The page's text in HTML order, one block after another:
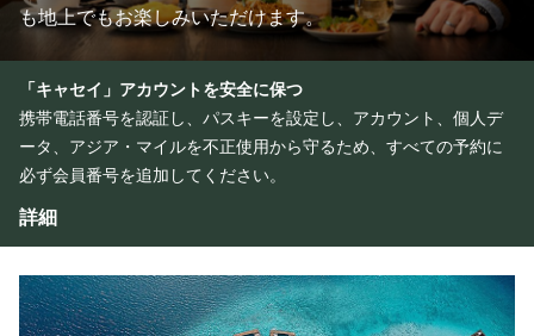
も地上でもお楽しみいただけます。
「キャセイ」アカウントを安全に保つ
携帯電話番号を認証し、パスキーを設定し、アカウント、個人デ
ータ、アジア・マイルを不正使用から守るため、すべての予約に
必ず会員番号を追加してください。
詳細